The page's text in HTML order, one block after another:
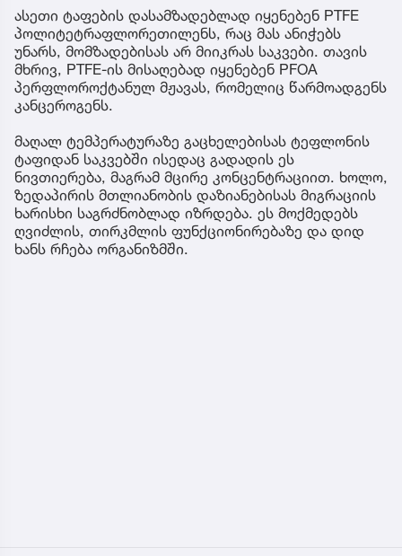
ასეთი ტაფების დასამზადებლად იყენებენ PTFE
პოლიტეტრაფლორეთილენს, რაც მას ანიჭებს
უნარს, მომზადებისას არ მიიკრას საკვები. თავის
მხრივ, PTFE-ის მისაღებად იყენებენ PFOA
პერფლოროქტანულ მჟავას, რომელიც წარმოადგენს
კანცეროგენს.
მაღალ ტემპერატურაზე გაცხელებისას ტეფლონის
ტაფიდან საკვებში ისედაც გადადის ეს
ნივთიერება, მაგრამ მცირე კონცენტრაციით. ხოლო,
ზედაპირის მთლიანობის დაზიანებისას მიგრაციის
ხარისხი საგრძნობლად იზრდება. ეს მოქმედებს
ღვიძლის, თირკმლის ფუნქციონირებაზე და დიდ
ხანს რჩება ორგანიზმში.